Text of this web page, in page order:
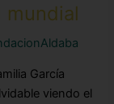
mundial
García
viendo el